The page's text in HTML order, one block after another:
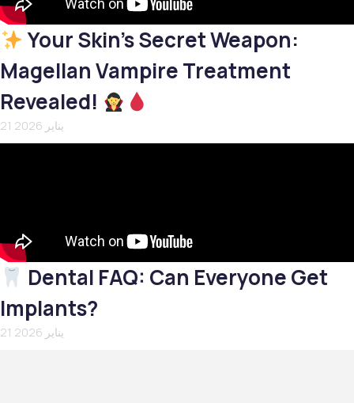
Your Skin’s Secret Weapon:
Magellan Vampire Treatment
Revealed!
21 يناير 2026
Dental FAQ: Can Everyone Get
Implants?
21 يناير 2026